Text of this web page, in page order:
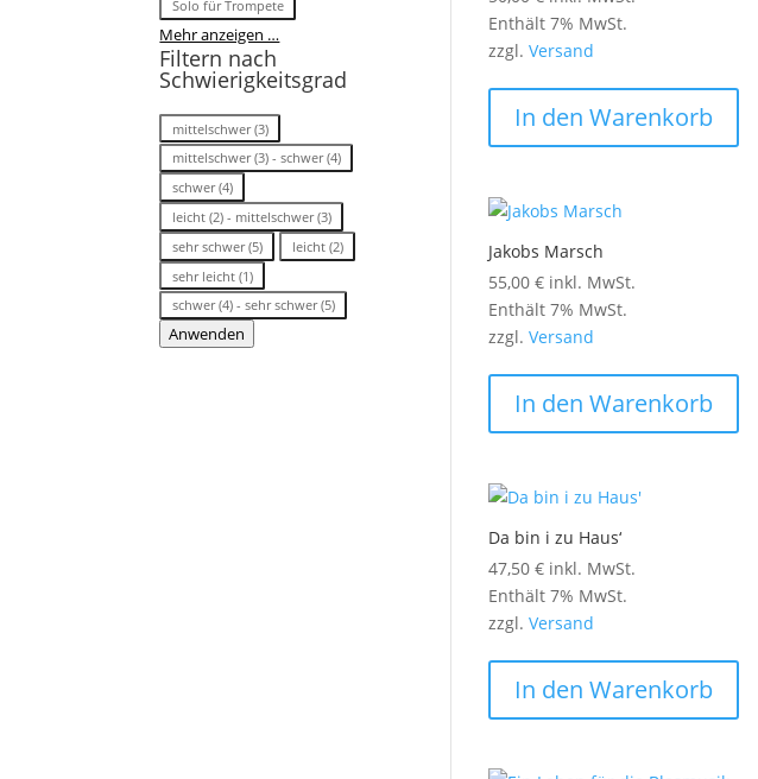
Enthält 7% MwSt.
zzgl.Versand
In den Warenkorb
Jakobs Marsch
55,00€ inkl. MwSt.
Enthält 7% MwSt.
zzgl.Versand
In den Warenkorb
Da bin i zu Haus‘
47,50€ inkl. MwSt.
Enthält 7% MwSt.
zzgl.Versand
In den Warenkorb
Solo für Trompete
Mehr anzeigen …
Filtern nach
Schwierigkeitsgrad
Stufe/Schwierigkeitsgrad
mittelschwer (3)
mittelschwer (3) - schwer (4)
schwer (4)
leicht (2) - mittelschwer (3)
sehr schwer (5)
leicht (2)
sehr leicht (1)
schwer (4) - sehr schwer (5)
Anwenden